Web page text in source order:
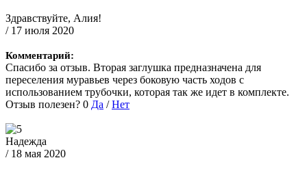
Здравствуйте, Алия!
/ 17 июля 2020
Комментарий:
Спасибо за отзыв. Вторая заглушка предназначена для
переселения муравьев через боковую часть ходов с
использованием трубочки, которая так же идет в комплекте.
Отзыв полезен? 0 Да /Нет
Надежда
/ 18 мая 2020